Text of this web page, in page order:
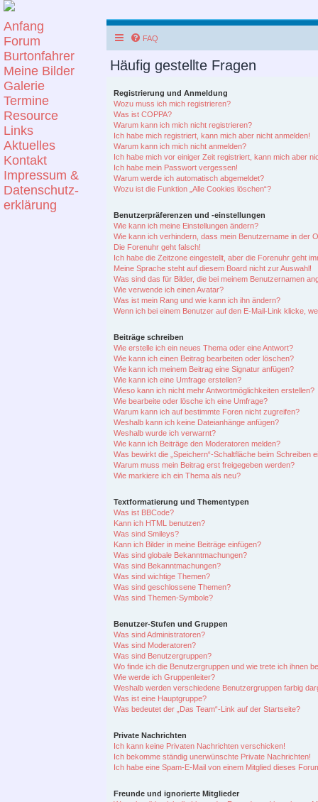
Anfang
Forum
Burtonfahrer
Meine Bilder
Galerie
Termine
Resource
Links
Aktuelles
Kontakt
Impressum &
Datenschutz-
erklärung
FAQ
Häufig gestellte Fragen
Registrierung und Anmeldung
Wozu muss ich mich registrieren?
Was ist COPPA?
Warum kann ich mich nicht registrieren?
Ich habe mich registriert, kann mich aber nicht anmelden!
Warum kann ich mich nicht anmelden?
Ich habe mich vor einiger Zeit registriert, kann mich aber
Ich habe mein Passwort vergessen!
Warum werde ich automatisch abgemeldet?
Wozu ist die Funktion „Alle Cookies löschen“?
Benutzerpräferenzen und -einstellungen
Wie kann ich meine Einstellungen ändern?
Wie kann ich verhindern, dass mein Benutzername in der
Die Forenuhr geht falsch!
Ich habe die Zeitzone eingestellt, aber die Forenuhr geht
Meine Sprache steht auf diesem Board nicht zur Auswahl!
Was sind das für Bilder, die bei meinem Benutzernamen
Wie verwende ich einen Avatar?
Was ist mein Rang und wie kann ich ihn ändern?
Wenn ich bei einem Benutzer auf den E-Mail-Link klicke,
Beiträge schreiben
Wie erstelle ich ein neues Thema oder eine Antwort?
Wie kann ich einen Beitrag bearbeiten oder löschen?
Wie kann ich meinem Beitrag eine Signatur anfügen?
Wie kann ich eine Umfrage erstellen?
Wieso kann ich nicht mehr Antwortmöglichkeiten erstellen?
Wie bearbeite oder lösche ich eine Umfrage?
Warum kann ich auf bestimmte Foren nicht zugreifen?
Weshalb kann ich keine Dateianhänge anfügen?
Weshalb wurde ich verwarnt?
Wie kann ich Beiträge den Moderatoren melden?
Was bewirkt die „Speichern“-Schaltfläche beim Schreiben
Warum muss mein Beitrag erst freigegeben werden?
Wie markiere ich ein Thema als neu?
Textformatierung und Thementypen
Was ist BBCode?
Kann ich HTML benutzen?
Was sind Smileys?
Kann ich Bilder in meine Beiträge einfügen?
Was sind globale Bekanntmachungen?
Was sind Bekanntmachungen?
Was sind wichtige Themen?
Was sind geschlossene Themen?
Was sind Themen-Symbole?
Benutzer-Stufen und Gruppen
Was sind Administratoren?
Was sind Moderatoren?
Was sind Benutzergruppen?
Wo finde ich die Benutzergruppen und wie trete ich ihnen
Wie werde ich Gruppenleiter?
Weshalb werden verschiedene Benutzergruppen farbig
Was ist eine Hauptgruppe?
Was bedeutet der „Das Team“-Link auf der Startseite?
Private Nachrichten
Ich kann keine Privaten Nachrichten verschicken!
Ich bekomme ständig unerwünschte Private Nachrichten!
Ich habe eine Spam-E-Mail von einem Mitglied dieses
Freunde und ignorierte Mitglieder